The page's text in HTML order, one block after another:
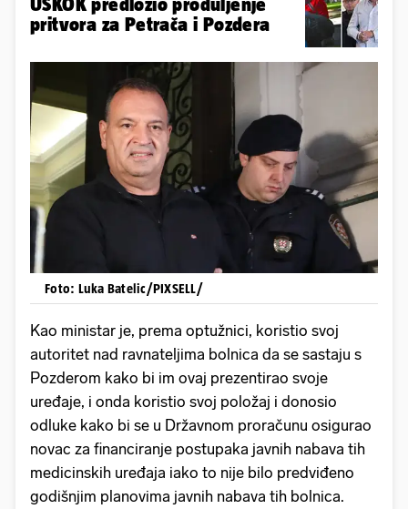
pritvora za Petrača i Pozdera
Foto: Luka Batelic/PIXSELL/
Kao ministar je, prema optužnici, koristio svoj
autoritet nad ravnateljima bolnica da se sastaju s
Pozderom kako bi im ovaj prezentirao svoje
uređaje, i onda koristio svoj položaj i donosio
odluke kako bi se u Državnom proračunu osigurao
novac za financiranje postupaka javnih nabava tih
medicinskih uređaja iako to nije bilo predviđeno
godišnjim planovima javnih nabava tih bolnica.